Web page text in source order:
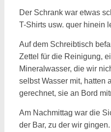
Der Schrank war etwas
T-Shirts usw. quer hinein
Auf dem Schreibtisch
Zettel für die Reinigung,
Mineralwasser, die wir
selbst Wasser mit, hatten
gerechnet, sie an Bord
Am Nachmittag war die
der Bar, zu der wir